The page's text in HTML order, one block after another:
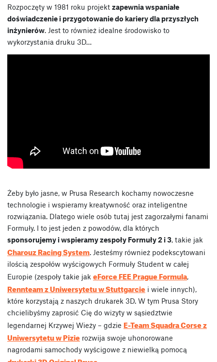
Rozpoczęty w 1981 roku projekt zapewnia wspaniałe
doświadczenie i przygotowanie do kariery dla przyszłych
inżynierów. Jest to również idealne środowisko to
wykorzystania druku 3D…
Żeby było jasne, w Prusa Research kochamy nowoczesne
technologie i wspieramy kreatywność oraz inteligentne
rozwiązania. Dlatego wiele osób tutaj jest zagorzałymi fanami
Formuły. I to jest jeden z powodów, dla których
sponsorujemy i wspieramy zespoły Formuły 2 i 3, takie jak
Charouz Racing System. Jesteśmy również podekscytowani
ilością zespołów wyścigowych Formuły Student w całej
Europie (zespoły takie jak eForce FEE Prague Formula,
Rennteam z Uniwersytetu w Stuttgarcie i wiele innych),
które korzystają z naszych drukarek 3D. W tym Prusa Story
chcielibyśmy zaprosić Cię do wizyty w sąsiedztwie
legendarnej Krzywej Wieży – gdzie E-Team Squadra Corse z
Uniwersytetu w Pizie rozwija swoje uhonorowane
nagrodami samochody wyścigowe z niewielką pomocą